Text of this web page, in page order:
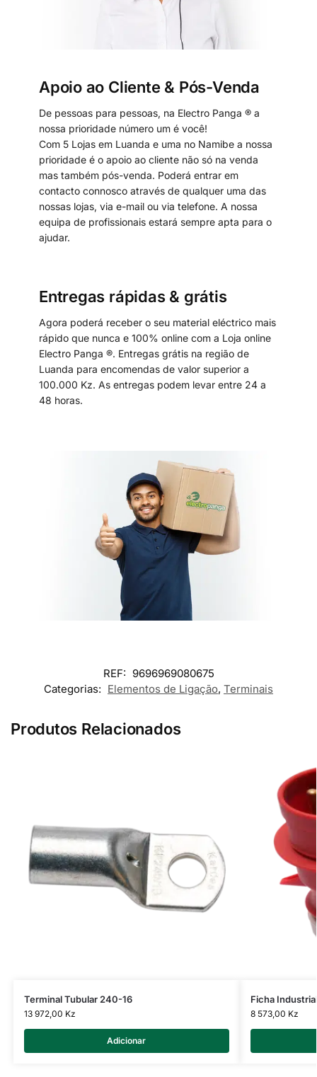
Apoio ao Cliente & Pós-Venda
De pessoas para pessoas, na Electro Panga ® a
nossa prioridade número um é você!
Com 5 Lojas em Luanda e uma no Namibe a nossa
prioridade é o apoio ao cliente não só na venda
mas também pós-venda. Poderá entrar em
contacto connosco através de qualquer uma das
nossas lojas, via e-mail ou via telefone. A nossa
equipa de profissionais estará sempre apta para o
ajudar.
Entregas rápidas & grátis
Agora poderá receber o seu material eléctrico mais
rápido que nunca e 100% online com a Loja online
Electro Panga ®. Entregas grátis na região de
Luanda para encomendas de valor superior a
100.000 Kz. As entregas podem levar entre 24 a
48 horas.
REF: 9696969080675
Categorias: Elementos de Ligação, Terminais
Produtos Relacionados
Terminal Tubular 240-16
13 972,00 Kz
Adicionar
Ficha
8 573,00 Kz